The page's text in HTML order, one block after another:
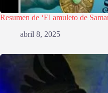
Resumen de ‘El amuleto de
abril 8, 2025